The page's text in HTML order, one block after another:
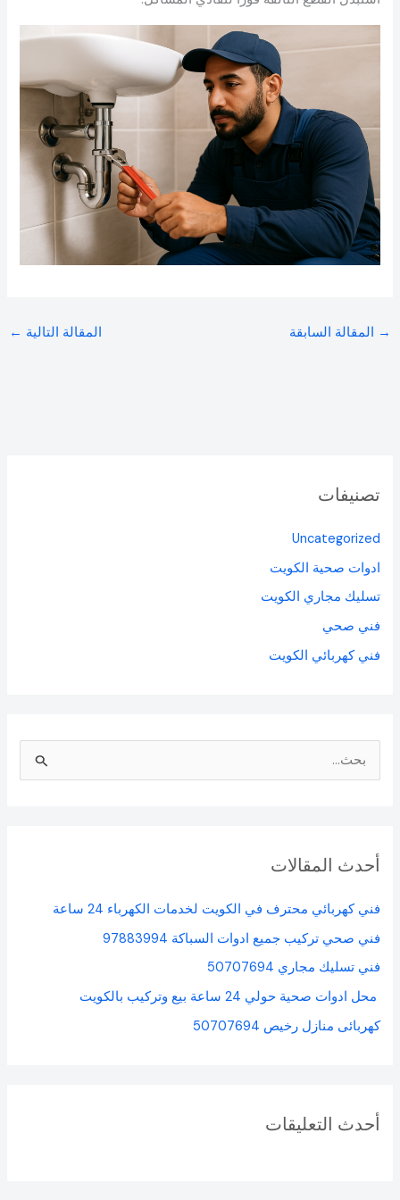
→ المقالة السابقة المقالة التالية ←
تصنيفات
Uncategorized
ادوات صحية الكويت
تسليك مجاري الكويت
فني صحي
فني كهربائي الكويت
ث
ن
:
أحدث المقالات
فني كهربائي محترف في الكويت لخدمات الكهرباء 24 ساعة
فني صحي تركيب جميع ادوات السباكة 97883994
فني تسليك مجاري 50707694
محل ادوات صحية حولي 24 ساعة بيع وتركيب بالكويت
كهربائى منازل رخيص 50707694
أحدث التعليقات